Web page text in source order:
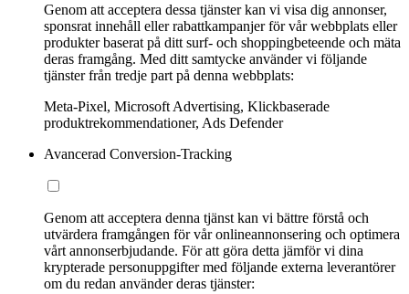
Genom att acceptera dessa tjänster kan vi visa dig annonser,
sponsrat innehåll eller rabattkampanjer för vår webbplats eller
produkter baserat på ditt surf- och shoppingbeteende och mäta
deras framgång. Med ditt samtycke använder vi följande
tjänster från tredje part på denna webbplats:
Meta-Pixel, Microsoft Advertising, Klickbaserade
produktrekommendationer, Ads Defender
Avancerad Conversion-Tracking
Genom att acceptera denna tjänst kan vi bättre förstå och
utvärdera framgången för vår onlineannonsering och optimera
vårt annonserbjudande. För att göra detta jämför vi dina
krypterade personuppgifter med följande externa leverantörer
om du redan använder deras tjänster: